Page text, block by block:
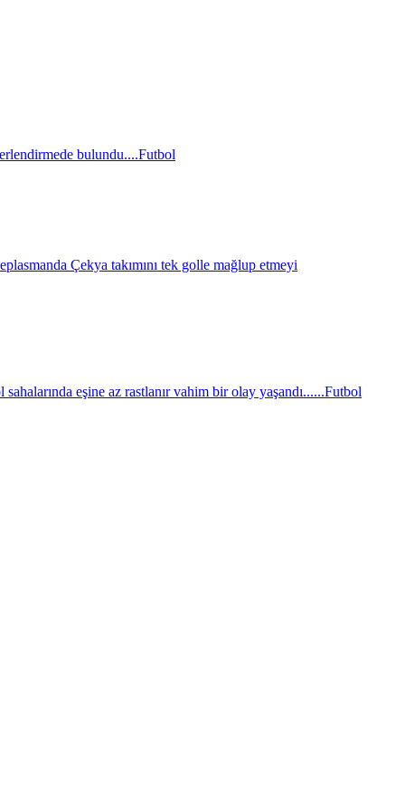
bulundu....Futbol
Çekya takımını tek golle mağlup etmeyi
eşine az rastlanır vahim bir olay yaşandı......Futbol